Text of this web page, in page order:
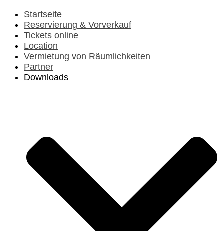
Startseite
Reservierung & Vorverkauf
Tickets online
Location
Vermietung von Räumlichkeiten
Partner
Downloads
Monat
Monat